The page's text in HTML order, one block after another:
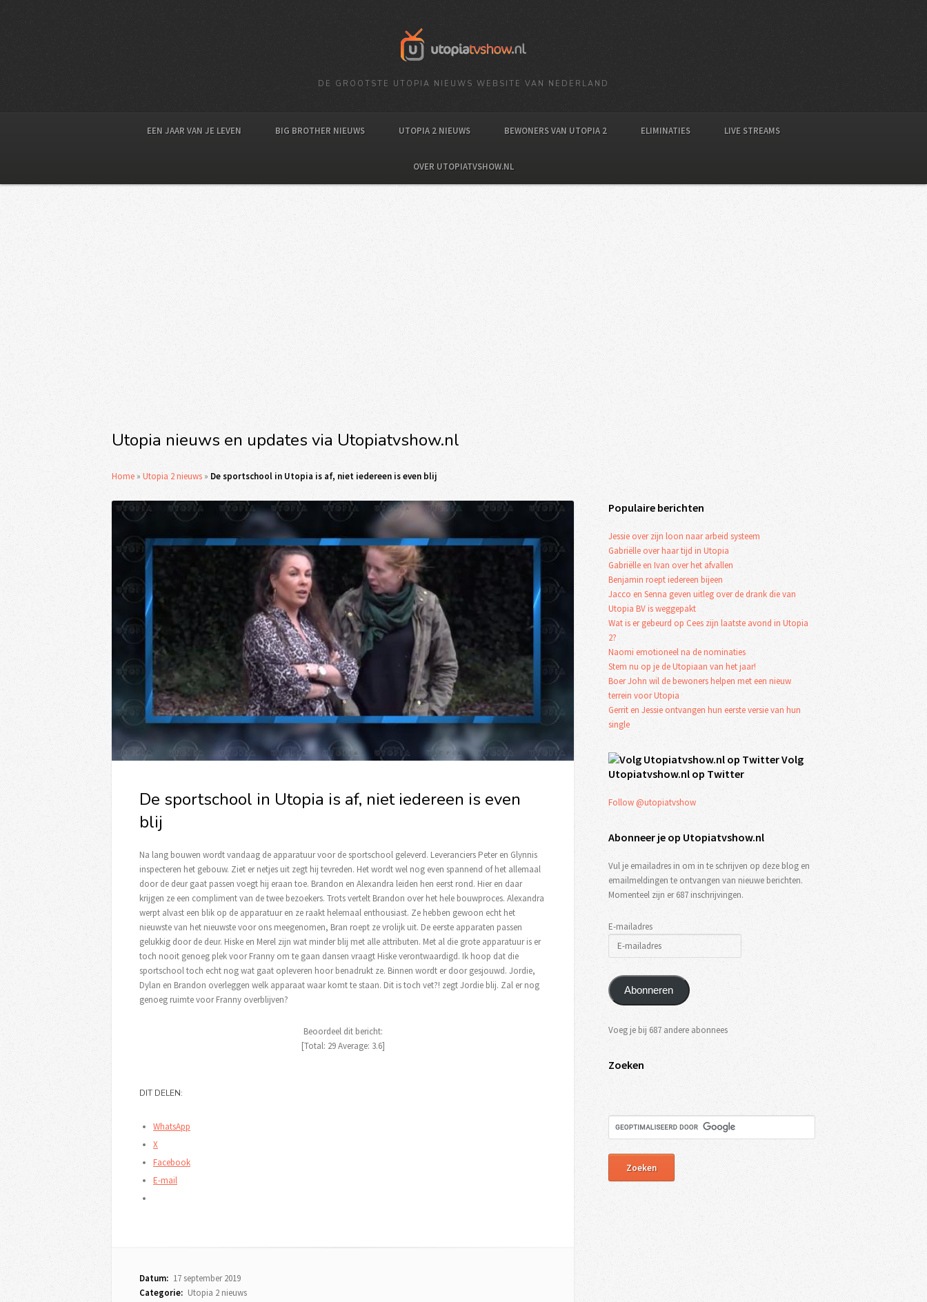
DE GROOTSTE UTOPIA NIEUWS WEBSITE VAN NEDERLAND
EEN JAAR VAN JE LEVEN BIG BROTHER NIEUWS UTOPIA 2 NIEUWS BEWONERS VAN UTOPIA 2 ELIMINATIES LIVE STREAMS
OVER UTOPIATVSHOW.NL
Utopia nieuws en updates via Utopiatvshow.nl
Home » Utopia 2 nieuws » De sportschool in Utopia is af, niet iedereen is even blij
De sportschool in Utopia is af, niet iedereen is even
blij
Na lang bouwen wordt vandaag de apparatuur voor de sportschool geleverd. Leveranciers Peter en Glynnis
inspecteren het gebouw. Ziet er netjes uit zegt hij tevreden. Het wordt wel nog even spannend of het allemaal
door de deur gaat passen voegt hij eraan toe. Brandon en Alexandra leiden hen eerst rond. Hier en daar
krijgen ze een compliment van de twee bezoekers. Trots vertelt Brandon over het hele bouwproces. Alexandra
werpt alvast een blik op de apparatuur en ze raakt helemaal enthousiast. Ze hebben gewoon echt het
nieuwste van het nieuwste voor ons meegenomen, Bran roept ze vrolijk uit. De eerste apparaten passen
gelukkig door de deur. Hiske en Merel zijn wat minder blij met alle attributen. Met al die grote apparatuur is er
toch nooit genoeg plek voor Franny om te gaan dansen vraagt Hiske verontwaardigd. Ik hoop dat die
sportschool toch echt nog wat gaat opleveren hoor benadrukt ze. Binnen wordt er door gesjouwd. Jordie,
Dylan en Brandon overleggen welk apparaat waar komt te staan. Dit is toch vet?! zegt Jordie blij. Zal er nog
genoeg ruimte voor Franny overblijven?
Beoordeel dit bericht:
[Total: 29Average: 3.6]
DIT DELEN:
WhatsApp
X
Facebook
E-mail
Datum: 17 september 2019
Categorie: Utopia 2 nieuws
Populaire berichten
Jessie over zijn loon naar arbeid systeem
Gabriëlle over haar tijd in Utopia
Gabriëlle en Ivan over het afvallen
Benjamin roept iedereen bijeen
Jacco en Senna geven uitleg over de drank die van
Utopia BV is weggepakt
Wat is er gebeurd op Cees zijn laatste avond in Utopia
2?
Naomi emotioneel na de nominaties
Stem nu op je de Utopiaan van het jaar!
Boer John wil de bewoners helpen met een nieuw
terrein voor Utopia
Gerrit en Jessie ontvangen hun eerste versie van hun
single
Volg
Utopiatvshow.nl op Twitter
Follow @utopiatvshow
Abonneer je op Utopiatvshow.nl
Vul je emailadres in om in te schrijven op deze blog en
emailmeldingen te ontvangen van nieuwe berichten.
Momenteel zijn er 687 inschrijvingen.
E-mailadres
Abonneren
Voeg je bij 687 andere abonnees
Zoeken